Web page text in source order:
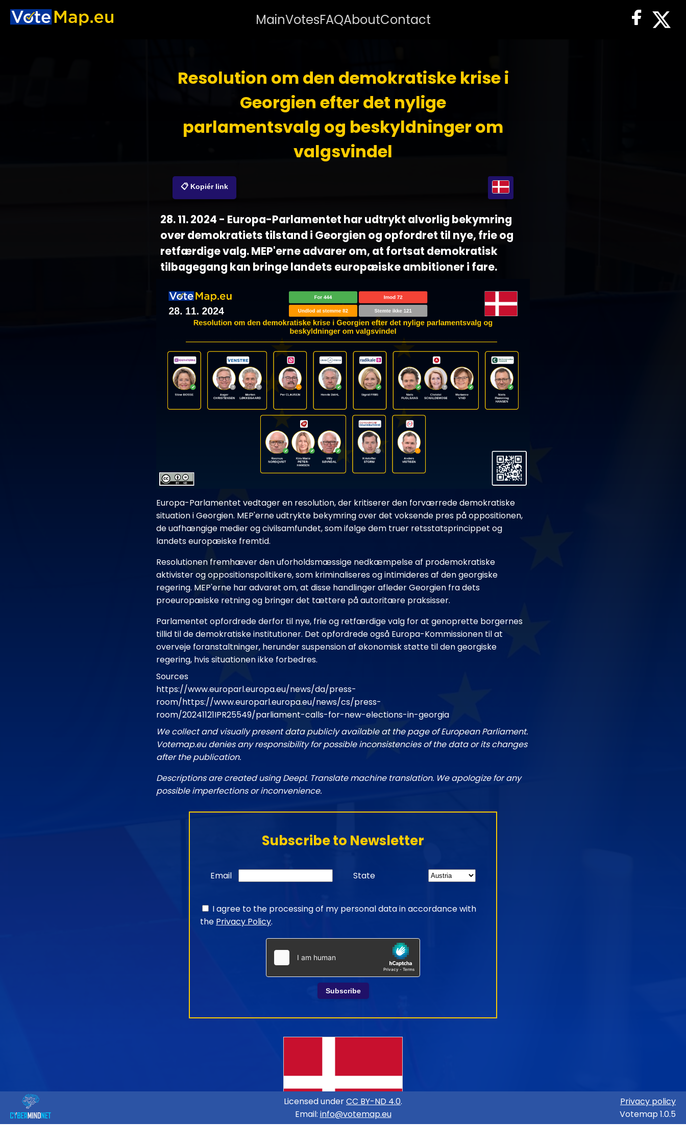
MainVotesFAQAboutContact
Resolution om den demokratiske krise i
Georgien efter det nylige
parlamentsvalg og beskyldninger om
valgsvindel
📋 Kopiér link
28. 11. 2024 - Europa-Parlamentet har udtrykt alvorlig bekymring
over demokratiets tilstand i Georgien og opfordret til nye, frie og
retfærdige valg. MEP'erne advarer om, at fortsat demokratisk
tilbagegang kan bringe landets europæiske ambitioner i fare.
Europa-Parlamentet vedtager en resolution, der kritiserer den forværrede demokratiske
situation i Georgien. MEP'erne udtrykte bekymring over det voksende pres på oppositionen,
de uafhængige medier og civilsamfundet, som ifølge dem truer retsstatsprincippet og
landets europæiske fremtid.
Resolutionen fremhæver den uforholdsmæssige nedkæmpelse af prodemokratiske
aktivister og oppositionspolitikere, som kriminaliseres og intimideres af den georgiske
regering. MEP'erne har advaret om, at disse handlinger afleder Georgien fra dets
proeuropæiske retning og bringer det tættere på autoritære praksisser.
Parlamentet opfordrede derfor til nye, frie og retfærdige valg for at genoprette borgernes
tillid til de demokratiske institutioner. Det opfordrede også Europa-Kommissionen til at
overveje foranstaltninger, herunder suspension af økonomisk støtte til den georgiske
regering, hvis situationen ikke forbedres.
Sources
https://www.europarl.europa.eu/news/da/press-
room/https://www.europarl.europa.eu/news/cs/press-
room/20241121IPR25549/parliament-calls-for-new-elections-in-georgia
We collect and visually present data publicly available at the page of European Parliament.
Votemap.eu denies any responsibility for possible inconsistencies of the data or its changes
after the publication.
Descriptions are created using DeepL Translate machine translation. We apologize for any
possible imperfections or inconvenience.
Subscribe to Newsletter
Email State
I agree to the processing of my personal data in accordance with
the Privacy Policy.
Subscribe
Licensed underCC BY-ND 4.0.
Email: info@votemap.eu
Privacy policy
Votemap 1.0.5